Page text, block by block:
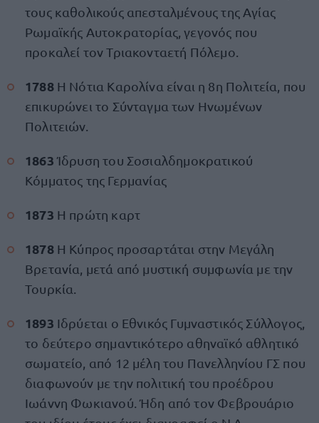
τους καθολικούς απεσταλμένους της Αγίας
Ρωμαϊκής Αυτοκρατορίας, γεγονός που
προκαλεί τον Τριακονταετή Πόλεμο.
1788 Η Νότια Καρολίνα είναι η 8η Πολιτεία, που
επικυρώνει το Σύνταγμα των Ηνωμένων
Πολιτειών.
1863 Ίδρυση του Σοσιαλδημοκρατικού
Κόμματος της Γερμανίας
1873 Η πρώτη καρτ
1878 Η Κύπρος προσαρτάται στην Μεγάλη
Βρετανία, μετά από μυστική συμφωνία με την
Τουρκία.
1893 Ιδρύεται ο Εθνικός Γυμναστικός Σύλλογος,
το δεύτερο σημαντικότερο αθηναϊκό αθλητικό
σωματείο, από 12 μέλη του Πανελληνίου ΓΣ που
διαφωνούν με την πολιτική του προέδρου
Ιωάννη Φωκιανού. Ήδη από τον Φεβρουάριο